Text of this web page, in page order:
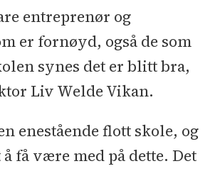
S-RørlTretrapper:
lMetallarbeid:
Blikkenslagerarbeid;
og inneklima, avd.
og
Aaneslands
entreprenør og
er fornøyd, også de som
synes det er blitt bra,
Liv Welde Vikan.
enestående flott skole, og
få være med på dette. Det